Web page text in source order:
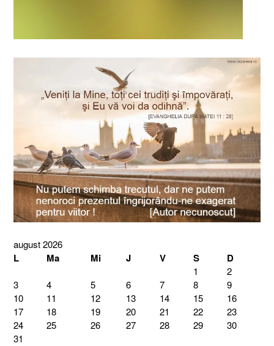
august 2026
L Ma Mi J V S D
1
2
3
4 5 6 7 8
9
10
11 12 13 14 15
16
17
18 19 20 21 22
23
24
25 26 27 28 29
30
31